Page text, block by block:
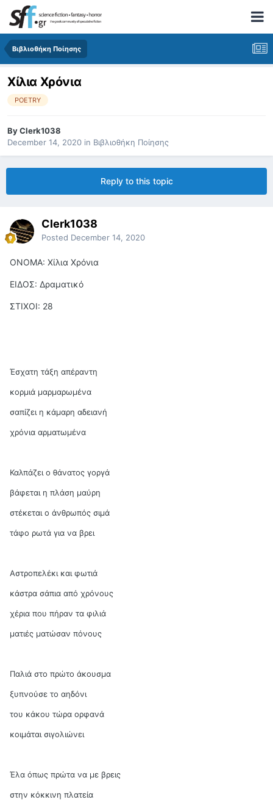
Βιβλιοθήκη Ποίησης
Χίλια Χρόνια
POETRY
ByClerk1038
December 14, 2020 in Βιβλιοθήκη Ποίησης
Reply to this topic
Clerk1038
Posted December 14, 2020
ΟΝΟΜΑ: Χίλια Χρόνια
ΕΙΔΟΣ: Δραματικό
ΣΤΙΧΟΙ: 28
Έσχατη τάξη απέραντη
κορμιά μαρμαρωμένα
σαπίζει η κάμαρη αδειανή
χρόνια αρματωμένα
Καλπάζει ο θάνατος γοργά
βάφεται η πλάση μαύρη
στέκεται ο άνθρωπός σιμά
τάφο ρωτά για να βρει
Αστροπελέκι και φωτιά
κάστρα σάπια από χρόνους
χέρια που πήραν τα φιλιά
ματιές ματώσαν πόνους
Παλιά στο πρώτο άκουσμα
ξυπνούσε το αηδόνι
του κάκου τώρα ορφανά
κοιμάται σιγολιώνει
Έλα όπως πρώτα να με βρεις
στην κόκκινη πλατεία